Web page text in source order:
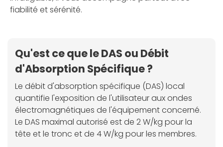
fiabilité et sérénité.
Qu'est ce que le DAS ou Débit
d'Absorption Spécifique ?
Le débit d'absorption spécifique (DAS) local
quantifie l'exposition de l'utilisateur aux ondes
électromagnétiques de l'équipement concerné.
Le DAS maximal autorisé est de 2 W/kg pour la
tête et le tronc et de 4 W/kg pour les membres.